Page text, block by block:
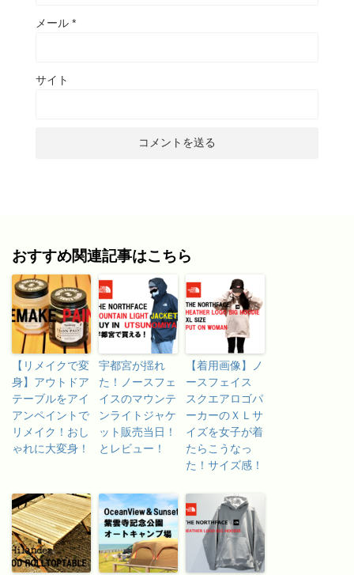
メール *
サイト
おすすめ関連記事はこちら
【リメイクで変
身】アウトドア
テーブルをアイ
アンペイントで
リメイク！おし
ゃれに大変身！
宇都宮が揺れ
た！ノースフェ
イスのマウンテ
ンライトジャケ
ット販売当日！
とレビュー！
【着用画像】ノ
ースフェイス
スクエアロゴパ
ーカーのＸＬサ
イズを女子が着
たらこうなっ
た！サイズ感！